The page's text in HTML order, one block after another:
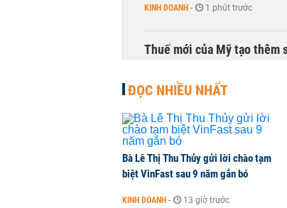
KINH DOANH - 1 phút trước
Thuế mới của Mỹ tạo thêm
Sau tháng 7 bán ròng hơn
đồng
CHỨNG KHOÁN
DatVietVAC lãi sau thuế
ĐỌC NHIỀU NHẤT
Bà Lê Thị Thu Thủy gửi lời chào tạm
biệt VinFast sau 9 năm gắn bó
KINH DOANH - 13 giờ trước